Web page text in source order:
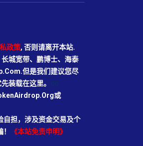
政策, 否则请离开本站.
城宽带、鹏博士、海泰
但是我们建议您尽
装载在这里。
或
自担，涉及资金交易及个
《本站免责申明》